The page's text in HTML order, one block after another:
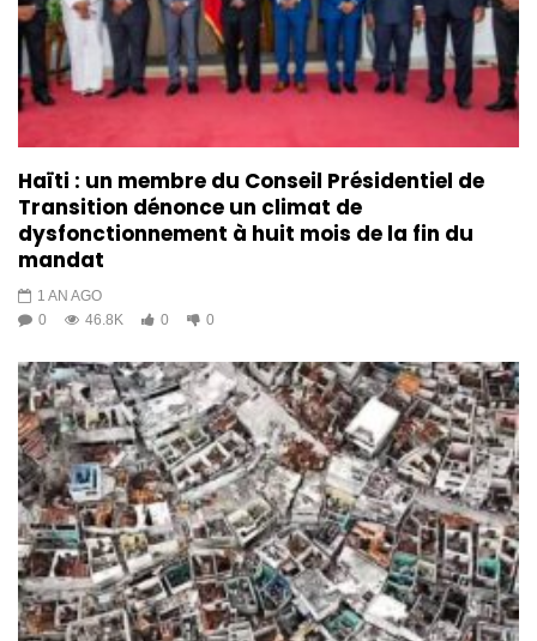
Haïti : un membre du Conseil Présidentiel de
Transition dénonce un climat de
dysfonctionnement à huit mois de la fin du
mandat
1 AN AGO
0
46.8K 0 0